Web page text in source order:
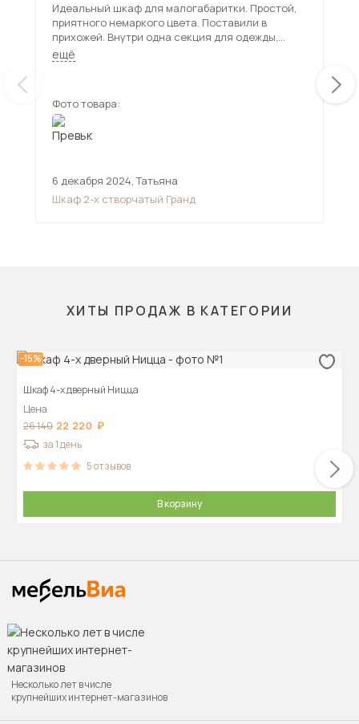
Идеальный шкаф для малогабаритки. Простой,
приятного немаркого цвета. Поставили в
прихожей. Внутри одна секция для одежды,
другая с полками.
ещё
Фото товара:
6 декабря 2024,Татьяна
Шкаф 2-х створчатый Гранд
ХИТЫ ПРОДАЖ В КАТЕГОРИИ
-15%
Шкаф 4-х дверный Ницца
Цена
26 140 22 220
за 1 день
5отзывов
В корзину
Несколько лет в числе
крупнейших интернет-магазинов